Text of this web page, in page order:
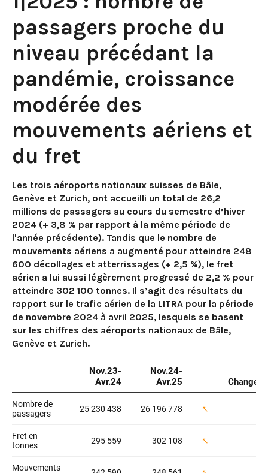
passagers proche du
niveau précédant la
pandémie, croissance
modérée des
mouvements aériens et
du fret
Les trois aéroports nationaux suisses de Bâle,
Genève et Zurich, ont accueilli un total de 26,2
millions de passagers au cours du semestre d’hiver
2024 (+ 3,8 % par rapport à la même période de
l'année précédente). Tandis que le nombre de
mouvements aériens a augmenté pour atteindre 248
600 décollages et atterrissages (+ 2,5 %), le fret
aérien a lui aussi légèrement progressé de 2,2 % pour
atteindre 302 100 tonnes. Il s’agit des résultats du
rapport sur le trafic aérien de la LITRA pour la période
de novembre 2024 à avril 2025, lesquels se basent
sur les chiffres des aéroports nationaux de Bâle,
Genève et Zurich.